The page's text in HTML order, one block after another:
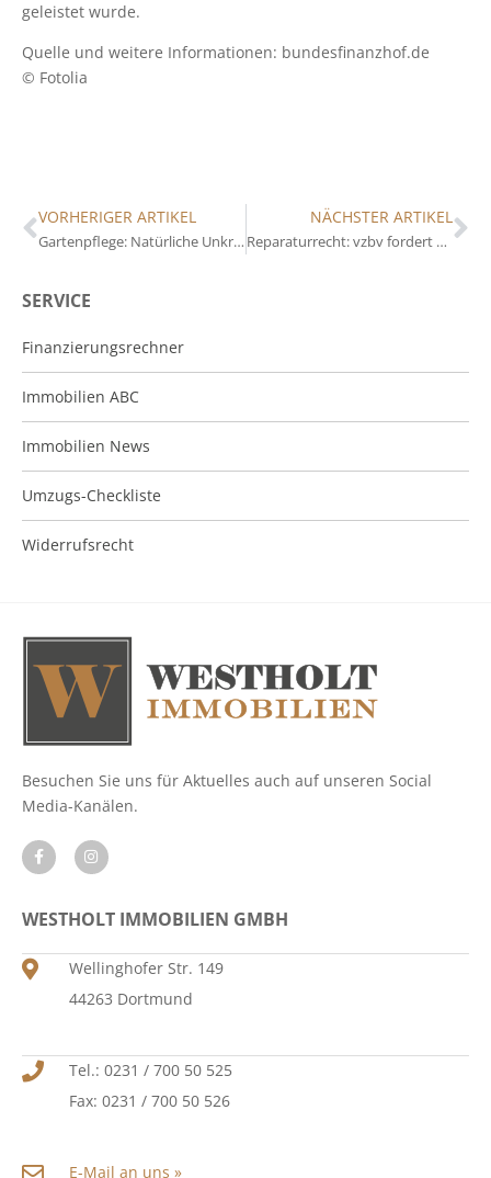
SERVICE
Finanzierungsrechner
Immobilien ABC
Immobilien News
Umzugs-Checkliste
Widerrufsrecht
geleistet wurde.
Quelle und weitere Informationen: bundesfinanzhof.de
© Fotolia
VORHERIGER ARTIKEL
Gartenpflege: Natürliche Unkrautbekämpfung
NÄCHSTER ARTIKEL
Reparaturrecht: vzbv fordert umfassendere Regelungen
Besuchen Sie uns für Aktuelles auch auf unseren Social
Media-Kanälen.
WESTHOLT IMMOBILIEN GMBH
Wellinghofer Str. 149
44263 Dortmund
Tel.: 0231 / 700 50 525
Fax: 0231 / 700 50 526
E-Mail an uns »